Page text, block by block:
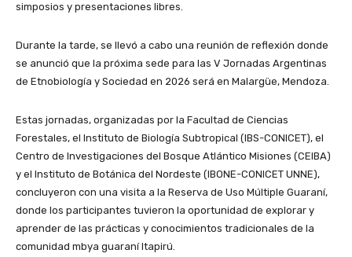
simposios y presentaciones libres.
Durante la tarde, se llevó a cabo una reunión de reflexión donde
se anunció que la próxima sede para las V Jornadas Argentinas
de Etnobiología y Sociedad en 2026 será en Malargüe, Mendoza.
Estas jornadas, organizadas por la Facultad de Ciencias
Forestales, el Instituto de Biología Subtropical (IBS-CONICET), el
Centro de Investigaciones del Bosque Atlántico Misiones (CEIBA)
y el Instituto de Botánica del Nordeste (IBONE-CONICET UNNE),
concluyeron con una visita a la Reserva de Uso Múltiple Guaraní,
donde los participantes tuvieron la oportunidad de explorar y
aprender de las prácticas y conocimientos tradicionales de la
comunidad mbya guaraní Itapirú.